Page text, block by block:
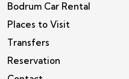
Bodrum Car Rental
Places to Visit
Transfers
Reservation